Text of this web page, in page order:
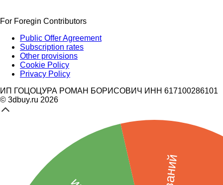
For Foregin Contributors
Public Offer Agreement
Subscription rates
Other provisions
Cookie Policy
Privacy Policy
ИП ГОЦОЦУРА РОМАН БОРИСОВИЧ ИНН 617100286101
© 3dbuy.ru 2026